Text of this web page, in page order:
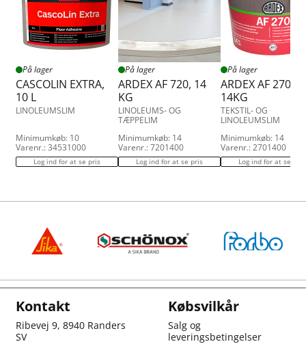
På lager
CASCOLIN EXTRA,
10 L
LINOLEUMSLIM
Minimumkøb: 10
Varenr.: 34531000
Log ind for at se pris
På lager
ARDEX AF 720, 14
KG
LINOLEUMS- OG
TÆPPELIM
Minimumkøb: 14
Varenr.: 7201400
Log ind for at se pris
På lager
ARDEX AF 270,
14KG
TEKSTIL- OG
LINOLEUMSLIM
Minimumkøb: 14
Varenr.: 2701400
Log ind for at se pris
Kontakt
Ribevej 9, 8940 Randers
SV
Købsvilkår
Salg og
leveringsbetingelser